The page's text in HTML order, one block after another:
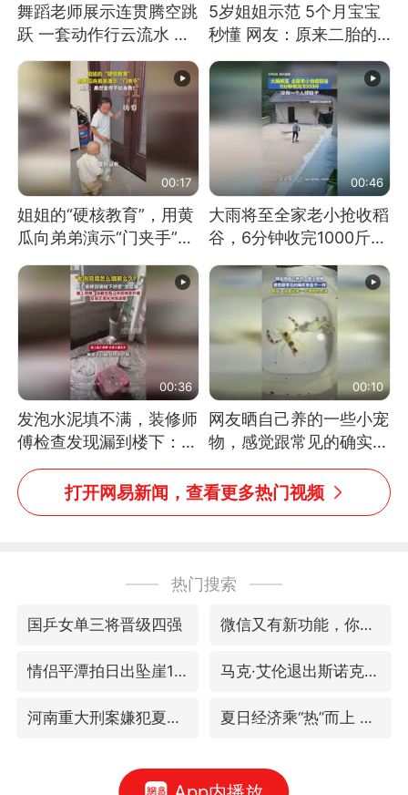
舞蹈老师展示连贯腾空跳
跃 一套动作行云流水 节
奏感拉满 网友：怎么做
到又舞又武的？
5岁姐姐示范 5个月宝宝
秒懂 网友：原来二胎的
快乐长这样
00:17
姐姐的“硬核教育”，用黄
瓜向弟弟演示“门夹手”，
网友：果然言传不如身
教！
00:46
大雨将至全家老小抢收稻
谷，6分钟收完1000斤，
没有一个人掉链子
00:36
发泡水泥填不满，装修师
傅检查发现漏到楼下：出
风口未延伸到外墙
00:10
网友晒自己养的一些小宠
物，感觉跟常见的确实有
些不一样
打开网易新闻，查看更多热门视频
热门搜索
国乒女单三将晋级四强 微信又有新功能，你可以“撤回”你的撤回了！
情侣平潭拍日出坠崖1死1伤 马克·艾伦退出斯诺克中国公开赛
河南重大刑案嫌犯夏某钢落网 夏日经济乘“热”而上 消费市场向“新”而行